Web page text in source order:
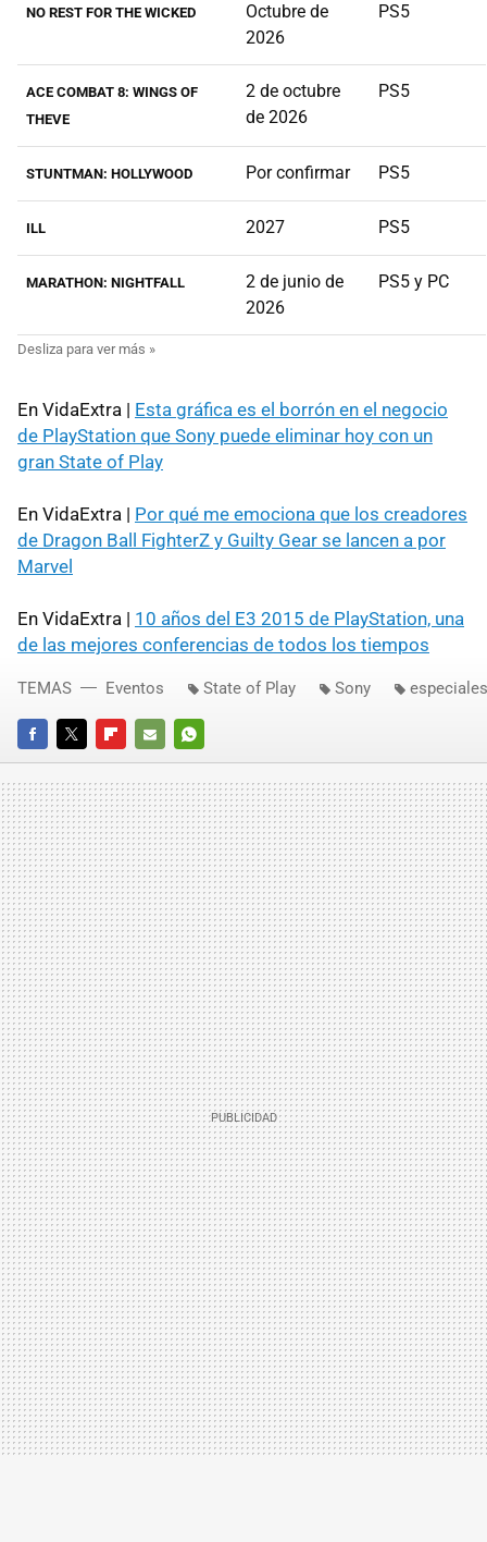
NO REST FOR THE WICKED
Octubre de
2026
PS5
ACE COMBAT 8: WINGS OF
THEVE
2 de octubre
de 2026
PS5
STUNTMAN: HOLLYWOOD Por confirmar PS5
ILL 2027 PS5
MARATHON: NIGHTFALL
2 de junio de
2026
PS5 y PC
En VidaExtra | Esta gráfica es el borrón en el negocio
de PlayStation que Sony puede eliminar hoy con un
gran State of Play
En VidaExtra | Por qué me emociona que los creadores
de Dragon Ball FighterZ y Guilty Gear se lancen a por
Marvel
En VidaExtra | 10 años del E3 2015 de PlayStation, una
de las mejores conferencias de todos los tiempos
FACEBOOKTWITTERFLIPBOARD
E-
MAIL
WHATSAPP
TEMAS Eventos State of Play Sony especiales